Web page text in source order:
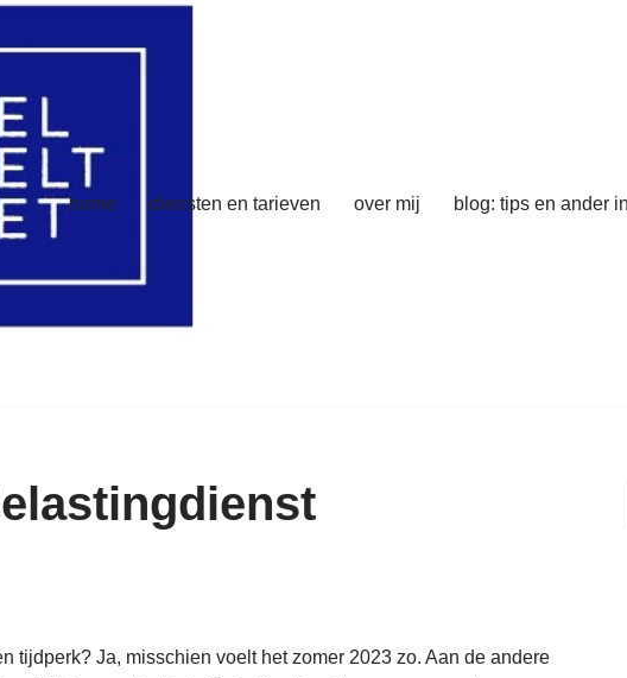
home diensten en tarieven over mij blog: tips en ander
tijdperk? Ja, misschien voelt het zomer 2023 zo. Aan de andere